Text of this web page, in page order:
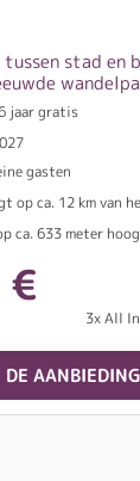
stad en
minuten
jaar gratis
gasten
op ca. 12 km van
ca. 633 meter
3x All
DE AANBIEDING